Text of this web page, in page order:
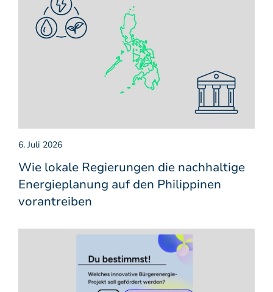
6. Juli 2026
Wie lokale Regierungen die nachhaltige
Energieplanung auf den Philippinen
vorantreiben